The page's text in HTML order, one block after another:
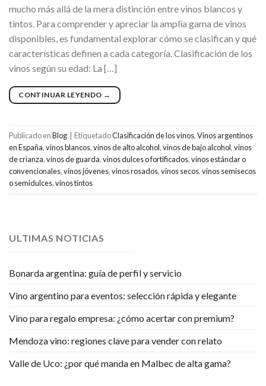
mucho más allá de la mera distinción entre vinos blancos y
tintos. Para comprender y apreciar la amplia gama de vinos
disponibles, es fundamental explorar cómo se clasifican y qué
características definen a cada categoría. Clasificación de los
vinos según su edad: La […]
CONTINUAR LEYENDO →
Publicado enBlog EtiquetadoClasificación de los vinos,Vinos argentinos
en España,vinos blancos,vinos de alto alcohol,vinos de bajo alcohol,vinos
de crianza,vinos de guarda,vinos dulces o fortificados,vinos estándar o
convencionales,vinos jóvenes,vinos rosados,vinos secos,vinos semisecos
o semidulces,vinos tintos
ULTIMAS NOTICIAS
Bonarda argentina: guía de perfil y servicio
Vino argentino para eventos: selección rápida y elegante
Vino para regalo empresa: ¿cómo acertar con premium?
Mendoza vino: regiones clave para vender con relato
Valle de Uco: ¿por qué manda en Malbec de alta gama?